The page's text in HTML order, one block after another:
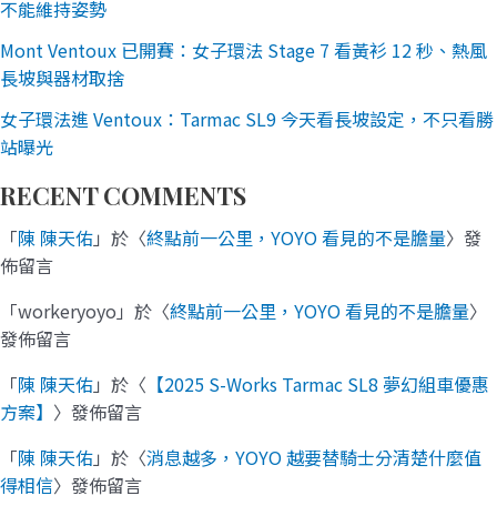
不能維持姿勢
Mont Ventoux 已開賽：女子環法 Stage 7 看黃衫 12 秒、熱風
長坡與器材取捨
女子環法進 Ventoux：Tarmac SL9 今天看長坡設定，不只看勝
站曝光
RECENT COMMENTS
「陳 陳天佑」於〈終點前一公里，YOYO 看見的不是膽量〉發
佈留言
「workeryoyo 」於〈終點前一公里，YOYO 看見的不是膽量〉
發佈留言
「陳 陳天佑」於〈 【2025 S-Works Tarmac SL8 夢幻組車優惠
方案】 〉發佈留言
「陳 陳天佑」於〈消息越多，YOYO 越要替騎士分清楚什麼值
得相信〉發佈留言